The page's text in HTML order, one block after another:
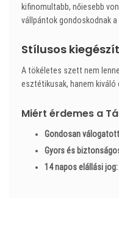
kifinomultabb, nőiesebb
vállpántok gondoskodnak a
Stílusos
A tökéletes szett nem
esztétikusak, hanem kiváló
Miért érdemes a
Gondosan
Gyors és
14 napos elállási jog: